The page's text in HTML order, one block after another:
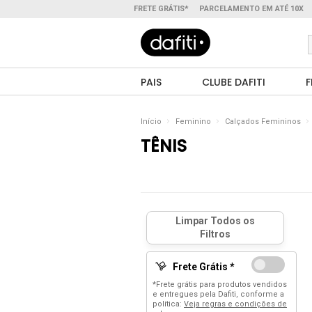
FRETE GRÁTIS* PARCELAMENTO EM ATÉ 10X
PAIS CLUBE DAFITI
Início Feminino Calçados Femininos
TÊNIS
Frete Grátis *
*Frete grátis para produtos vendidos
e entregues pela Dafiti, conforme a
política: Veja regras e condições de